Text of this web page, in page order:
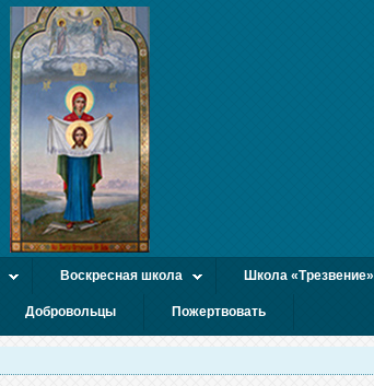
Воскресная школа Школа «Трезвение»
Добровольцы Пожертвовать